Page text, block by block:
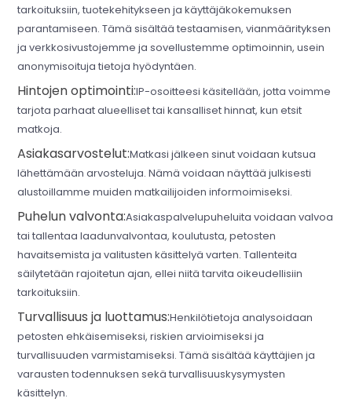
tarkoituksiin, tuotekehitykseen ja käyttäjäkokemuksen
parantamiseen. Tämä sisältää testaamisen, vianmäärityksen
ja verkkosivustojemme ja sovellustemme optimoinnin, usein
anonymisoituja tietoja hyödyntäen.
Hintojen optimointi:IP-osoitteesi käsitellään, jotta voimme
tarjota parhaat alueelliset tai kansalliset hinnat, kun etsit
matkoja.
Asiakasarvostelut:Matkasi jälkeen sinut voidaan kutsua
lähettämään arvosteluja. Nämä voidaan näyttää julkisesti
alustoillamme muiden matkailijoiden informoimiseksi.
Puhelun valvonta:Asiakaspalvelupuheluita voidaan valvoa
tai tallentaa laadunvalvontaa, koulutusta, petosten
havaitsemista ja valitusten käsittelyä varten. Tallenteita
säilytetään rajoitetun ajan, ellei niitä tarvita oikeudellisiin
tarkoituksiin.
Turvallisuus ja luottamus:Henkilötietoja analysoidaan
petosten ehkäisemiseksi, riskien arvioimiseksi ja
turvallisuuden varmistamiseksi. Tämä sisältää käyttäjien ja
varausten todennuksen sekä turvallisuuskysymysten
käsittelyn.